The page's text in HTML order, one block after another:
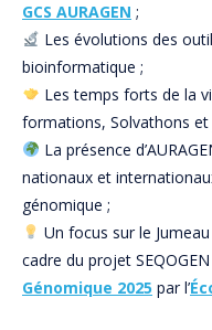
GCS AURAGEN ;
Les évolutions des
bioinformatique ;
Les temps forts de la
formations, Solvathons
La présence
nationaux et
génomique ;
Un focus sur le
cadre du projet
Génomique 2025 par l’